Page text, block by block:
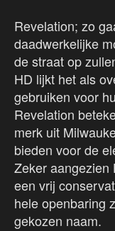
Revelation; zo
daadwerkelijke
de straat op
HD lijkt het als
gebruiken voor
Revelation
merk uit
bieden voor de
Zeker aangezien
een vrij
hele openbaring
gekozen naam.